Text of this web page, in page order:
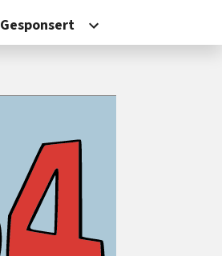
Gesponsert